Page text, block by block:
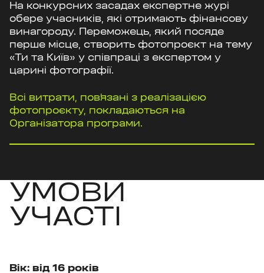
На конкурсних засадах експертне журі
обере учасників, які отримають фінансову
винагороду. Переможець, який посяде
перше місце, створить фотопроєкт на тему
«Ти та Київ» у співпраці з експертом у
царині фотографії.
Всі витрати, повʼязані з реалізацією
фотопроєкту, покладаються на
Організатора програми.
УМОВИ
УЧАСТІ
Вік: від 16 років